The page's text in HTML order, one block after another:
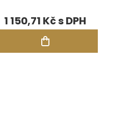
1 150,71 Kč